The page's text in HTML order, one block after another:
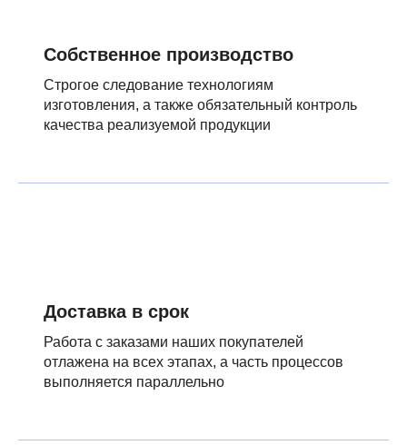
Собственное производство
Строгое следование технологиям
изготовления, а также обязательный контроль
качества реализуемой продукции
Доставка в срок
Работа с заказами наших покупателей
отлажена на всех этапах, а часть процессов
выполняется параллельно